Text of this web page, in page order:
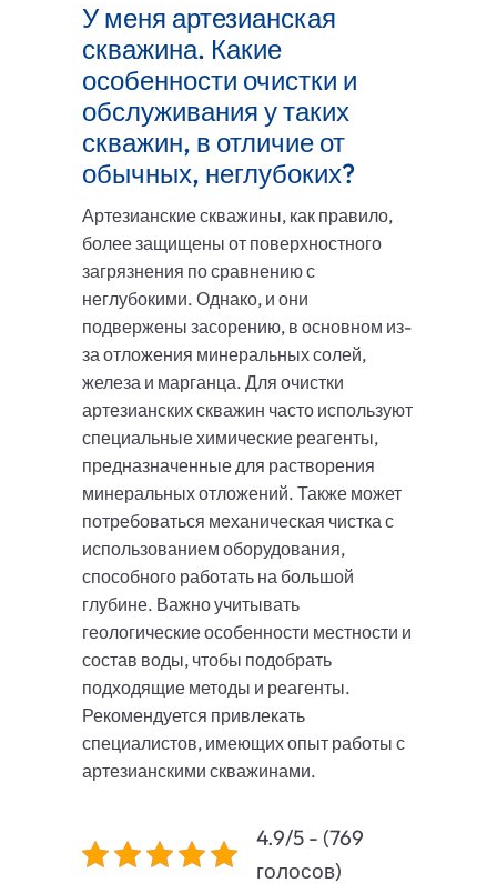
У меня артезианская
скважина. Какие
особенности очистки и
обслуживания у таких
скважин, в отличие от
обычных, неглубоких?
Артезианские скважины, как правило,
более защищены от поверхностного
загрязнения по сравнению с
неглубокими. Однако, и они
подвержены засорению, в основном из-
за отложения минеральных солей,
железа и марганца. Для очистки
артезианских скважин часто используют
специальные химические реагенты,
предназначенные для растворения
минеральных отложений. Также может
потребоваться механическая чистка с
использованием оборудования,
способного работать на большой
глубине. Важно учитывать
геологические особенности местности и
состав воды, чтобы подобрать
подходящие методы и реагенты.
Рекомендуется привлекать
специалистов, имеющих опыт работы с
артезианскими скважинами.
4.9/5 - (769
голосов)